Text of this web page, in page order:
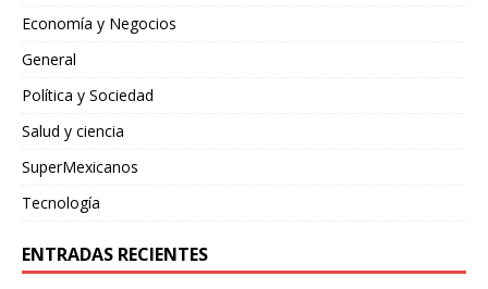
Economía y Negocios
General
Política y Sociedad
Salud y ciencia
SuperMexicanos
Tecnología
ENTRADAS RECIENTES